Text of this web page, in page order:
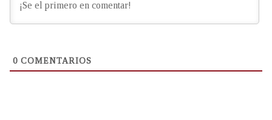
0 COMENTARIOS